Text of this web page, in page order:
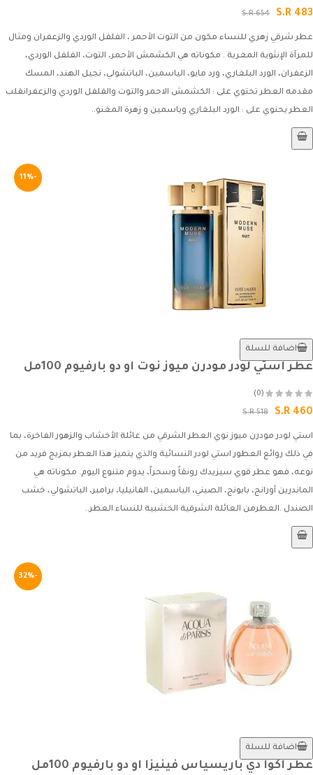
S.R 483
S.R 654
عطر شرقي زهري للنساء مكون من التوت الأحمر ، الفلفل الوردي والزعفران ومثال
للمرآة الإنثوية المغرية . مكوناته هي الكشمش الأحمر، التوت، الفلفل الوردي،
الزعفران، الورد البلغاري، ورد مايو، الياسمين، الباتشولي، نجيل الهند، المسك
مقدمه العطر تحتوي على : الكشمش الاحمر والتوت والفلفل الوردي والزعفرانقلب
العطر يحنوي على : الورد البلغاري وياسمين و زهرة المغنو..
-11%
اضافة للسلة
عطر استي لودر مودرن ميوز نوت او دو بارفيوم 100مل
(0)
S.R 460
S.R 518
استي لودر مودرن ميوز نوي العطر الشرقي من عائلة الأخشاب والزهور الفاخرة، بما
في ذلك روائع العطور استي لودر النسائية والذي يتميز هذا العطر بمزيج فريد من
نوعه، فهو عطر قوي سيزيدك رونقاً وسحراً، يدوم متنوع اليوم. مكوناته هي
الماندرين أورانج، بابونج، الصيني، الياسمين، الفانيليا، برامبر، الباتشولي، خشب
الصندل .العطرمن العائلة الشرقية الخشبية للنساء.العطر..
-32%
اضافة للسلة
عطر اكوا دي باريسياس فينيزا او دو بارفيوم 100مل